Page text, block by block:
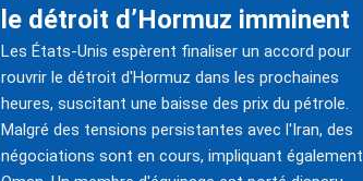
le détroit d’Hormuz imminent
Les États-Unis espèrent finaliser un accord pour
rouvrir le détroit d'Hormuz dans les prochaines
heures, suscitant une baisse des prix du pétrole.
Malgré des tensions persistantes avec l'Iran, des
négociations sont en cours, impliquant également